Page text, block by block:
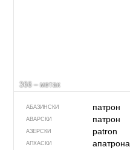
366 – метак
АБАЗИНСКИ патрон
АВАРСКИ патрон
АЗЕРСКИ patron
АПХАСКИ апатрона